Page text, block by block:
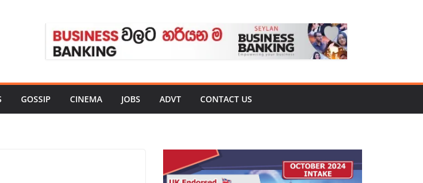
GOSSIP CINEMA JOBS ADVT CONTACT US